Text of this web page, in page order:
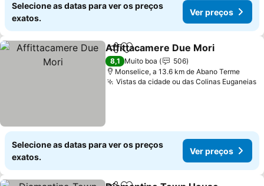
Selecione as datas para ver os preços
exatos.
Ver preços
PartilharAdicionar aos favoritos
Affittacamere Due Mori
8,1 Muito boa
506
Monselice, a 13.6 km de Abano Terme
Vistas da cidade ou das Colinas Euganeias
Selecione as datas para ver os preços
exatos.
Ver preços